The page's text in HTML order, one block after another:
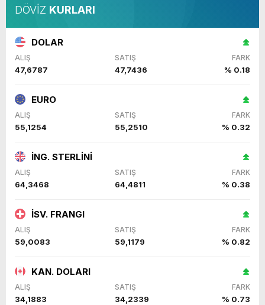
DÖVİZ KURLARI
DOLAR
ALIŞ SATIŞ FARK
47,6787 47,7436 % 0.18
EURO
ALIŞ SATIŞ FARK
55,1254 55,2510 % 0.32
İNG. STERLİNİ
ALIŞ SATIŞ FARK
64,3468 64,4811 % 0.38
İSV. FRANGI
ALIŞ SATIŞ FARK
59,0083 59,1179 % 0.82
KAN. DOLARI
ALIŞ SATIŞ FARK
34,1883 34,2339 % 0.73